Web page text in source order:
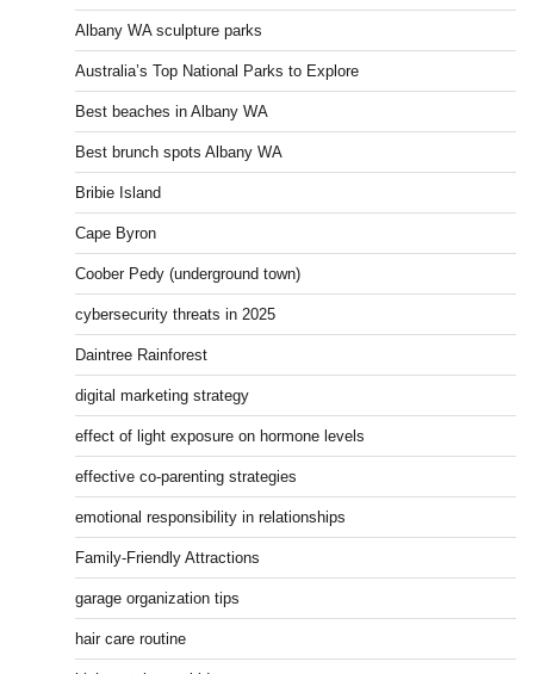
Albany WA sculpture parks
Australia’s Top National Parks to Explore
Best beaches in Albany WA
Best brunch spots Albany WA
Bribie Island
Cape Byron
Coober Pedy (underground town)
cybersecurity threats in 2025
Daintree Rainforest
digital marketing strategy
effect of light exposure on hormone levels
effective co-parenting strategies
emotional responsibility in relationships
Family-Friendly Attractions
garage organization tips
hair care routine